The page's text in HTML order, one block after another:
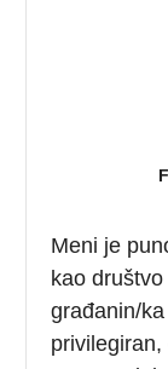
Meni je
kao
građanin/